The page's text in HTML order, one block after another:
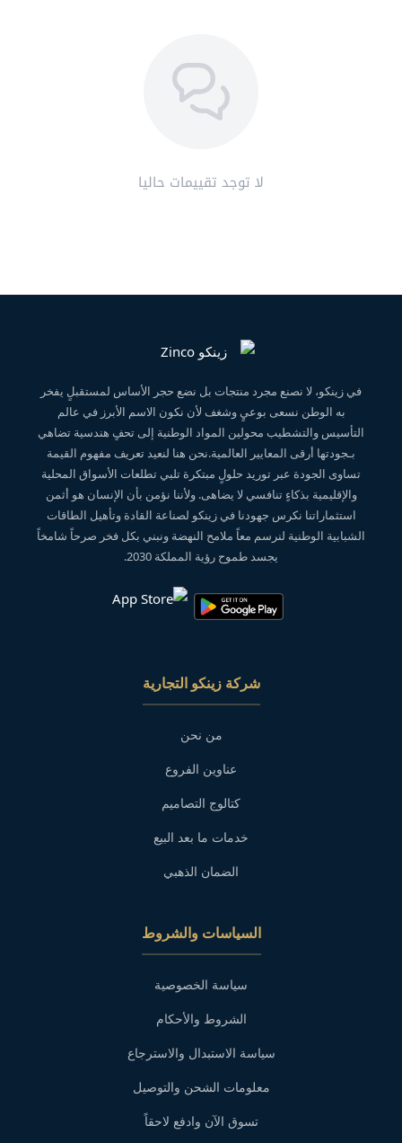
لا توجد تقييمات حاليا
في زينكو، لا نصنع مجرد منتجات بل نضع حجر الأساس لمستقبلٍ يفخر
به الوطن نسعى بوعيٍ وشغف لأن نكون الاسم الأبرز في عالم
التأسيس والتشطيب محولين المواد الوطنية إلى تحفٍ هندسية تضاهي
بـجودتها أرقى المعايير العالمية.نحن هنا لنعيد تعريف مفهوم القيمة
تساوى الجودة عبر توريد حلولٍ مبتكرة تلبي تطلعات الأسواق المحلية
والإقليمية بذكاءٍ تنافسي لا يضاهى. ولأننا نؤمن بأن الإنسان هو أثمن
استثماراتنا نكرس جهودنا في زينكو لصناعة القادة وتأهيل الطاقات
الشبابية الوطنية لنرسم معاً ملامح النهضة ونبني بكل فخر صرحاً شامخاً
يجسد طموح رؤية المملكة 2030.
شركة زينكو التجارية
من نحن
عناوين الفروع
كتالوج التصاميم
خدمات ما بعد البيع
الضمان الذهبي
السياسات والشروط
سياسة الخصوصية
الشروط والأحكام
سياسة الاستبدال والاسترجاع
معلومات الشحن والتوصيل
تسوق الآن وادفع لاحقاً